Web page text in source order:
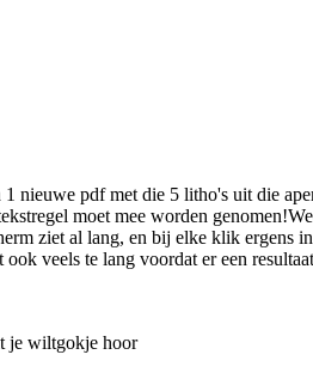
nieuwe pdf met die 5 litho's uit die
moet mee worden
ziet al lang, en bij elke klik ergens
veels te lang voordat er een
je wiltgokje hoor